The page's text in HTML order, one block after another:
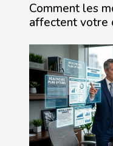
Comment les
affectent votre